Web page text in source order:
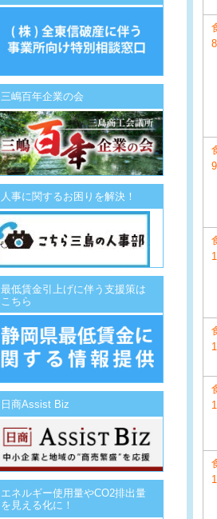
8
9
三嶋百年企業の会
人事に関するお困りを解決！
最低賃金引上げに伴う支援策は
こちら
日商Assist Biz
エネルギー使用量やCO2排出量
を見える化に！